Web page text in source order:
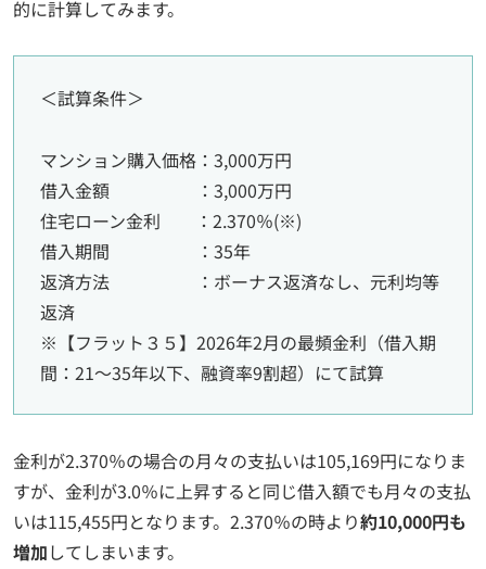
的に計算してみます。
＜試算条件＞
マンション購入価格：3,000万円
借入金額 ：3,000万円
住宅ローン金利 ：2.370％(※)
借入期間 ：35年
返済方法 ：ボーナス返済なし、元利均等
返済
※【フラット３５】2026年2月の最頻金利（借入期
間：21～35年以下、融資率9割超）にて試算
金利が2.370％の場合の月々の支払いは105,169円になりま
すが、金利が3.0％に上昇すると同じ借入額でも月々の支払
いは115,455円となります。2.370％の時より約10,000円も
増加してしまいます。